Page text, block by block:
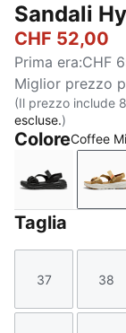
Sandali
CHF 52,00
Prima era:CHF
Miglior prezzo
(Il prezzo include
escluse.)
ColoreCoffee
PUMA
Taglia
Taglia
37 38